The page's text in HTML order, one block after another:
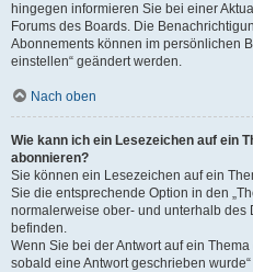
hingegen informieren Sie bei einer
Forums des Boards. Die
Abonnements können im persönlichen
einstellen“ geändert werden.
Nach oben
Wie kann ich ein Lesezeichen auf ein
abonnieren?
Sie können ein Lesezeichen auf ein
Sie die entsprechende Option in den
normalerweise ober- und unterhalb des
befinden.
Wenn Sie bei der Antwort auf ein
sobald eine Antwort geschrieben